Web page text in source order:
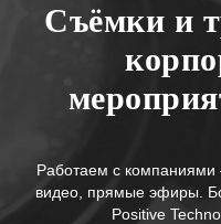
Съёмки и
Работаем с
видео, прямые эфиры.
Positive